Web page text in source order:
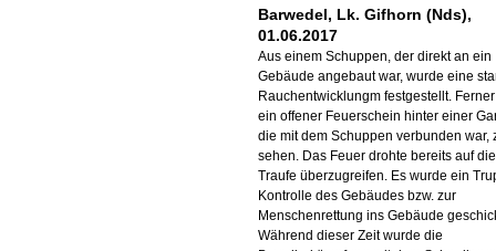
Barwedel, Lk. Gifhorn (Nds),
01.06.2017
Aus einem Schuppen, der direkt an ein
Gebäude angebaut war, wurde eine
Rauchentwicklungm festgestellt.
ein offener Feuerschein hinter einer
die mit dem Schuppen verbunden war,
sehen. Das Feuer drohte bereits auf die
Traufe überzugreifen. Es wurde ein
Kontrolle des Gebäudes bzw. zur
Menschenrettung ins Gebäude
Während dieser Zeit wurde die